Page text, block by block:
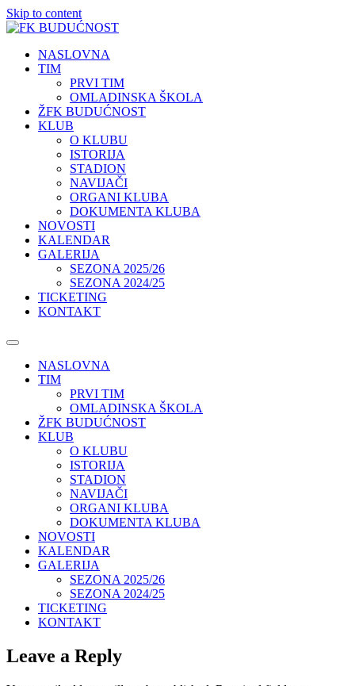
Skip to content
NASLOVNA
TIM
PRVI TIM
OMLADINSKA ŠKOLA
ŽFK BUDUĆNOST
KLUB
O KLUBU
ISTORIJA
STADION
NAVIJAČI
ORGANI KLUBA
DOKUMENTA KLUBA
NOVOSTI
KALENDAR
GALERIJA
SEZONA 2025/26
SEZONA 2024/25
TICKETING
KONTAKT
NASLOVNA
TIM
PRVI TIM
OMLADINSKA ŠKOLA
ŽFK BUDUĆNOST
KLUB
O KLUBU
ISTORIJA
STADION
NAVIJAČI
ORGANI KLUBA
DOKUMENTA KLUBA
NOVOSTI
KALENDAR
GALERIJA
SEZONA 2025/26
SEZONA 2024/25
TICKETING
KONTAKT
Leave a Reply